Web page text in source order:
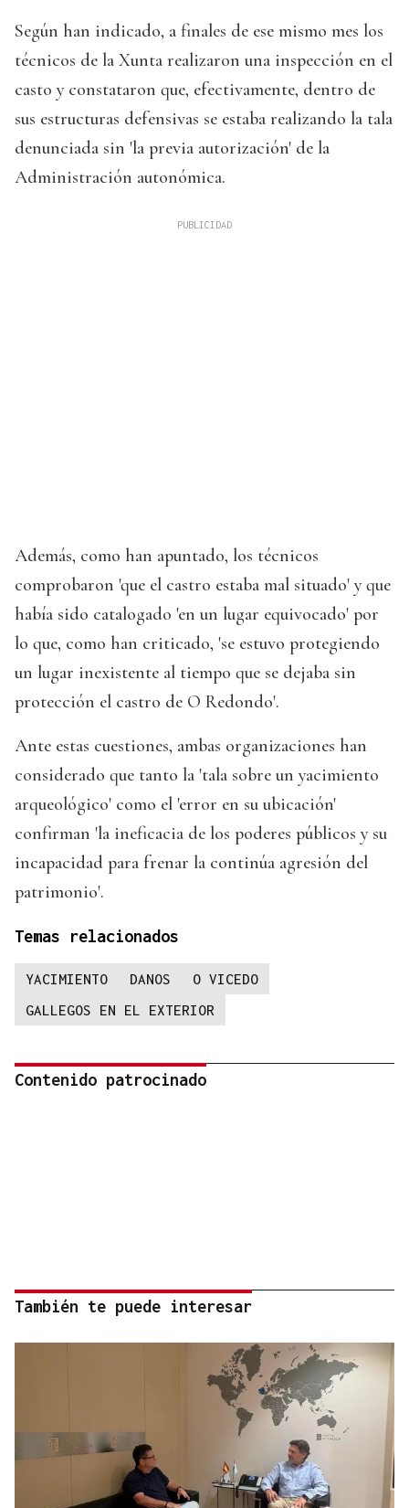
Según han indicado, a finales de ese mismo mes los
técnicos de la Xunta realizaron una inspección en el
casto y constataron que, efectivamente, dentro de
sus estructuras defensivas se estaba realizando la tala
denunciada sin 'la previa autorización' de la
Administración autonómica.
Además, como han apuntado, los técnicos
comprobaron 'que el castro estaba mal situado' y que
había sido catalogado 'en un lugar equivocado' por
lo que, como han criticado, 'se estuvo protegiendo
un lugar inexistente al tiempo que se dejaba sin
protección el castro de O Redondo'.
Ante estas cuestiones, ambas organizaciones han
considerado que tanto la 'tala sobre un yacimiento
arqueológico' como el 'error en su ubicación'
confirman 'la ineficacia de los poderes públicos y su
incapacidad para frenar la continúa agresión del
patrimonio'.
Temas relacionados
YACIMIENTO DANOS
O VICEDO
GALLEGOS EN EL EXTERIOR
Contenido patrocinado
También te puede interesar